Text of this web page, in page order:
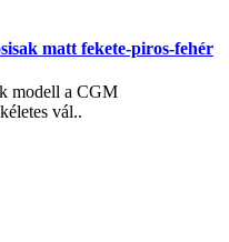
matt fekete-piros-fehér
modell a CGM
vál..